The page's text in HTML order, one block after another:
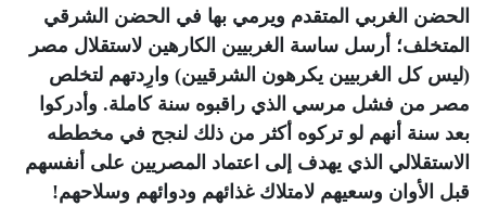
الحضن الغربي المتقدم ويرمي بها في الحضن الشرقي
المتخلف؛ أرسل ساسة الغربيين الكارهين لاستقلال مصر
(ليس كل الغربيين يكرهون الشرقيين) وارِدتهم لتخلص
مصر من فشل مرسي الذي راقبوه سنة كاملة. وأدركوا
بعد سنة أنهم لو تركوه أكثر من ذلك لنجح في مخططه
الاستقلالي الذي يهدف إلى اعتماد المصريين على أنفسهم
قبل الأوان وسعيهم لامتلاك غذائهم ودوائهم وسلاحهم!